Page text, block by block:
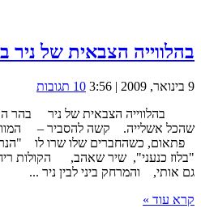
בהלווייה הצבאית של ניר
9 בינואר, 2009 | 3:56
10 תגובות
בהלווייה הצבאית של ניר בהר
שהכל אשלייה. קשה להסביר –
פתאום, כשהחברים שלו שרו לו
"בלוז כנעני", שיר שאהב, הקולות
גם אותי, והמרחק ביני לבין ניר ...
קרא עוד »